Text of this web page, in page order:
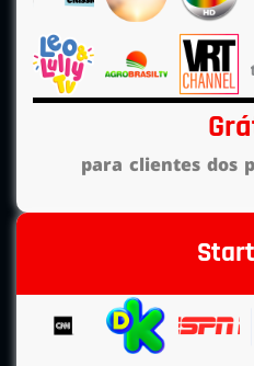
para clientes dos